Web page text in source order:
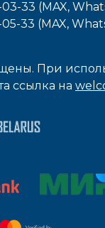
03-33 (MAX,
33 (MAX,
При
ссылка на